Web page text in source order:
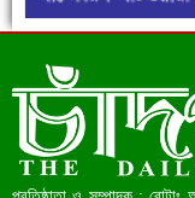
বাংলাদেশ আজ মধ্যম আয়ের